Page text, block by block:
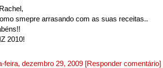
smepre arrasando com as suas receitas..
2010!
feira, dezembro 29, 2009 [Responder comentário]